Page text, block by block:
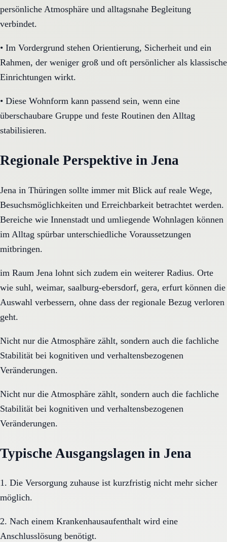
persönliche Atmosphäre und alltagsnahe Begleitung
verbindet.
• Im Vordergrund stehen Orientierung, Sicherheit und ein
Rahmen, der weniger groß und oft persönlicher als klassische
Einrichtungen wirkt.
• Diese Wohnform kann passend sein, wenn eine
überschaubare Gruppe und feste Routinen den Alltag
stabilisieren.
Regionale Perspektive in Jena
Jena in Thüringen sollte immer mit Blick auf reale Wege,
Besuchsmöglichkeiten und Erreichbarkeit betrachtet werden.
Bereiche wie Innenstadt und umliegende Wohnlagen können
im Alltag spürbar unterschiedliche Voraussetzungen
mitbringen.
im Raum Jena lohnt sich zudem ein weiterer Radius. Orte
wie suhl, weimar, saalburg-ebersdorf, gera, erfurt können die
Auswahl verbessern, ohne dass der regionale Bezug verloren
geht.
Nicht nur die Atmosphäre zählt, sondern auch die fachliche
Stabilität bei kognitiven und verhaltensbezogenen
Veränderungen.
Nicht nur die Atmosphäre zählt, sondern auch die fachliche
Stabilität bei kognitiven und verhaltensbezogenen
Veränderungen.
Typische Ausgangslagen in Jena
1. Die Versorgung zuhause ist kurzfristig nicht mehr sicher
möglich.
2. Nach einem Krankenhausaufenthalt wird eine
Anschlusslösung benötigt.